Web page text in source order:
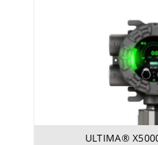
ULTIMA®